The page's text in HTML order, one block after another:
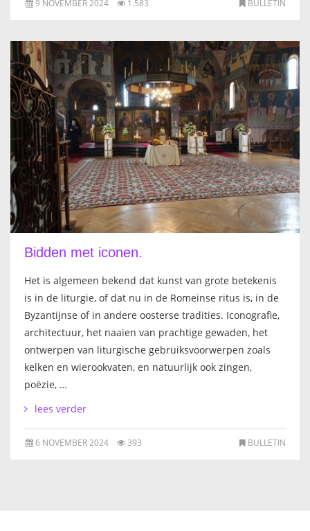
BULLETIN
9 NOVEMBER 2024 1.583
Bidden met iconen.
Het is algemeen bekend dat kunst van grote betekenis
is in de liturgie, of dat nu in de Romeinse ritus is, in de
Byzantijnse of in andere oosterse tradities. Iconografie,
architectuur, het naaien van prachtige gewaden, het
ontwerpen van liturgische gebruiksvoorwerpen zoals
kelken en wierookvaten, en natuurlijk ook zingen,
poëzie, …
lees verder
BULLETIN
6 NOVEMBER 2024 393